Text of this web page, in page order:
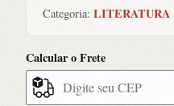
Categoria: LITERATURA
Calcular o Frete